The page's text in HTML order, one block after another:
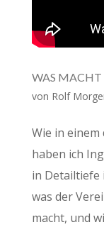
WAS MACHT
von Rolf
Wie in
haben ich
in
was der
macht, und